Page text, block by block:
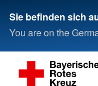
Sie befinden sich
You are on the